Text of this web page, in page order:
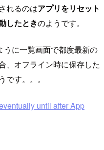
れるのはアプリをリセット
したときのようです。
うに一覧画面で都度最新の
、オフライン時に保存した
す。。。
until after App